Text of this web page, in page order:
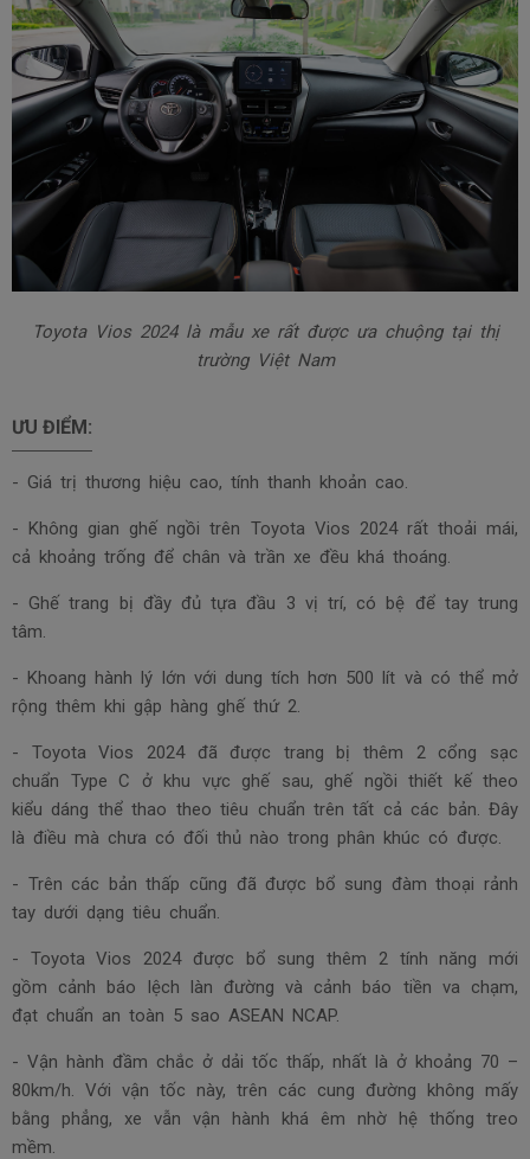
Toyota Vios 2024 là mẫu xe rất được ưa chuộng tại thị
trường Việt Nam
ƯU ĐIỂM:
- Giá trị thương hiệu cao, tính thanh khoản cao.
- Không gian ghế ngồi trên Toyota Vios 2024 rất thoải mái,
cả khoảng trống để chân và trần xe đều khá thoáng.
- Ghế trang bị đầy đủ tựa đầu 3 vị trí, có bệ để tay trung
tâm.
- Khoang hành lý lớn với dung tích hơn 500 lít và có thể mở
rộng thêm khi gập hàng ghế thứ 2.
- Toyota Vios 2024 đã được trang bị thêm 2 cổng sạc
chuẩn Type C ở khu vực ghế sau, ghế ngồi thiết kế theo
kiểu dáng thể thao theo tiêu chuẩn trên tất cả các bản. Đây
là điều mà chưa có đối thủ nào trong phân khúc có được.
- Trên các bản thấp cũng đã được bổ sung đàm thoại rảnh
tay dưới dạng tiêu chuẩn.
- Toyota Vios 2024 được bổ sung thêm 2 tính năng mới
gồm cảnh báo lệch làn đường và cảnh báo tiền va chạm,
đạt chuẩn an toàn 5 sao ASEAN NCAP.
- Vận hành đầm chắc ở dải tốc thấp, nhất là ở khoảng 70 –
80km/h. Với vận tốc này, trên các cung đường không mấy
bằng phẳng, xe vẫn vận hành khá êm nhờ hệ thống treo
mềm.